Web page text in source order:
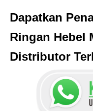
Dapatkan
Ringan Hebel
Distributor